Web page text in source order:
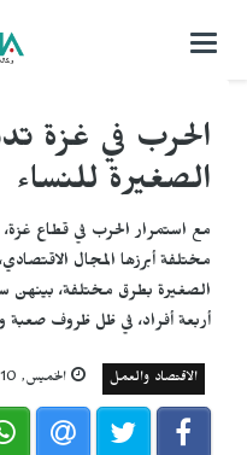
التحكم
الحرب في غزة
الصغيرة للنساء
مع استمرار الحرب في قطاع
مختلفة أبرزها المجال
الصغيرة بطرق مختلفة، بينهن
أربعة أفراد، في ظل ظروف صعبة
الاقتصاد والعمل الخميس, 10 أكتوبر 2024, 08:17